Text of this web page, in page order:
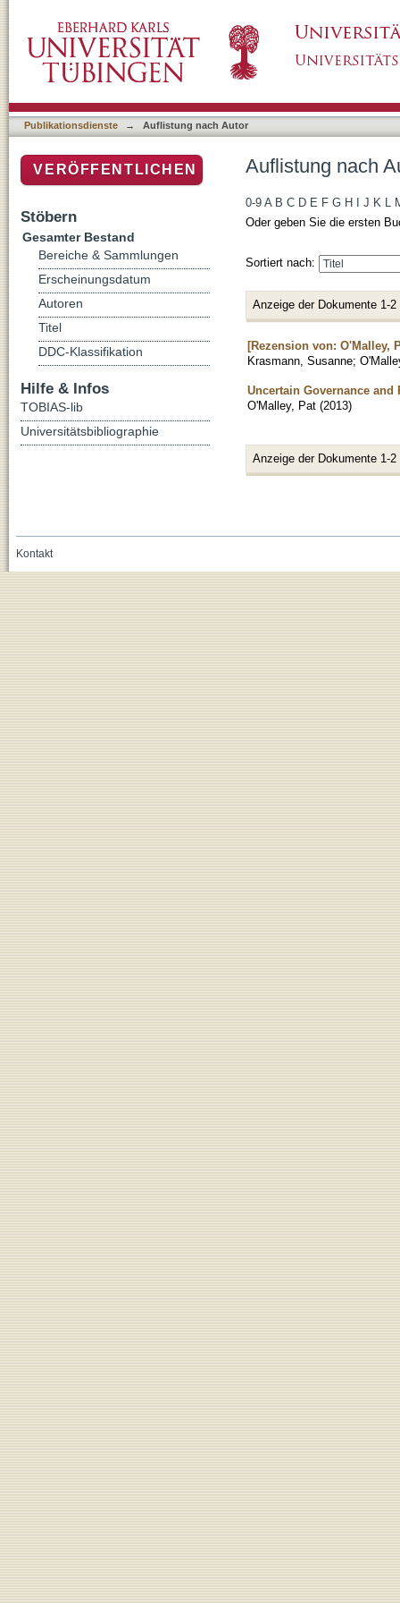
Publikationsdienste → Auflistung nach Autor
Auflistung nach
0-9 A B C D E F G H J K L
Oder geben Sie die ersten
Sortiert nach:
Anzeige der Dokumente 1-2
[Rezension von: O'Malley,
Krasmann, Susanne;
Uncertain Governance
O'Malley, Pat (2013)
Anzeige der Dokumente 1-2
VERÖFFENTLICHEN
Stöbern
Gesamter Bestand
Bereiche & Sammlungen
Erscheinungsdatum
Autoren
Titel
DDC-Klassifikation
Hilfe & Infos
TOBIAS-lib
Universitätsbibliographie
Kontakt